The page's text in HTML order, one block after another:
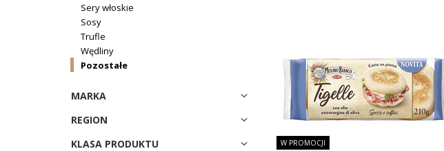
Sery włoskie
Sosy
Trufle
Wędliny
Pozostałe
MARKA
REGION
KLASA PRODUKTU
W PROMOCJI